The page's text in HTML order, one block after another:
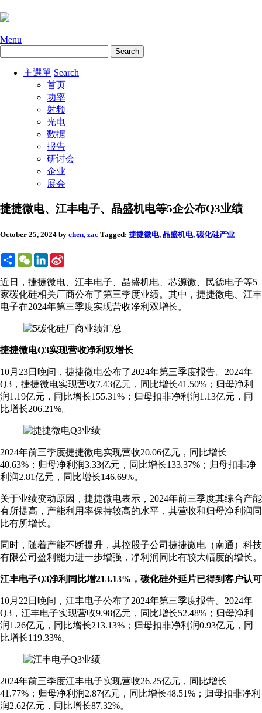
Menu
主選單 Search
首页
功率
射频
光电
数据
报告
研讨会
企业
展会
捷捷微电、江丰电子、晶盛机电等5企公布Q3业绩
October 25, 2024 by chen, zac Tagged: 捷捷微电, 晶盛机电, 碳化硅产业
ShareWeChatLinkedIn
近日，捷捷微电、江丰电子、晶盛机电、芯源微、民德电子等5
家碳化硅相关厂商公布了第三季度业绩。其中，捷捷微电、江丰
电子在2024年第三季度实现营收净利双增长。
捷捷微电Q3实现营收净利双增长
10月23日晚间，捷捷微电公布了2024年第三季度报告。2024年
Q3，捷捷微电实现营收7.43亿元，同比增长41.50%；归母净利
润1.19亿元，同比增长155.31%；归母扣非净利润1.13亿元，同
比增长206.21%。
2024年前三季度捷捷微电实现营收20.06亿元，同比增长
40.63%；归母净利润3.33亿元，同比增长133.37%；归母扣非净
利润2.81亿元，同比增长146.69%。
关于业绩变动原因，捷捷微电表示，2024年前三季度其综合产能
有所提高，产能利用率保持较高的水平，其营收和归母净利润同
比有所增长。
同时，随着产能不断提升，其控股子公司捷捷微电（南通）科技
有限公司盈利能力进一步增强，净利润同比有较大幅度的增长。
江丰电子Q3净利同比增213.13%，碳化硅外延片已得到客户认可
10月22日晚间，江丰电子公布了2024年第三季度报告。2024年
Q3，江丰电子实现营收9.98亿元，同比增长52.48%；归母净利
润1.26亿元，同比增长213.13%；归母扣非净利润0.93亿元，同
比增长119.33%。
2024年前三季度江丰电子实现营收26.25亿元，同比增长
41.77%；归母净利润2.87亿元，同比增长48.51%；归母扣非净利
润2.62亿元，同比增长87.32%。